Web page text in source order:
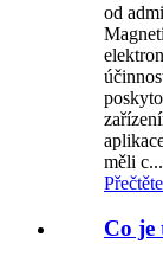
od
měli c...
Co je